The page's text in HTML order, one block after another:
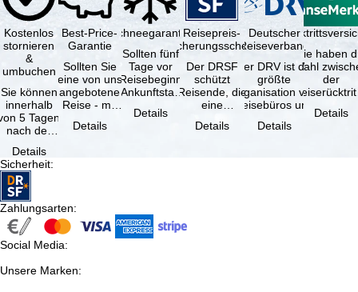
Kostenlos
stornieren
&
umbuchen
Sie können
innerhalb
5 Tagen
nach der
kostenfrei
…
Details
Best-Price-
Garantie
Sollten Sie
eine von uns
angebotene
Reise - mit
Leistung und
Details
Schneegarantie
Sollten fünf
Tage vor
Reisebeginn
(Ankunftstag)
aufgrund von
Schneemangel
Details
Reisepreis-
Sicherungsschein
Der DRSF
schützt
Reisende, die
eine
oder
Details
Deutscher
Reiseverband
Der DRV ist die
größte
Organisation von
Reisebüros und
Reiseveranstaltern
in …
Details
Sie haben
Wahl
der
(inklusive
Details
Sicherheit:
Zahlungsarten:
Social Media:
Unsere Marken: